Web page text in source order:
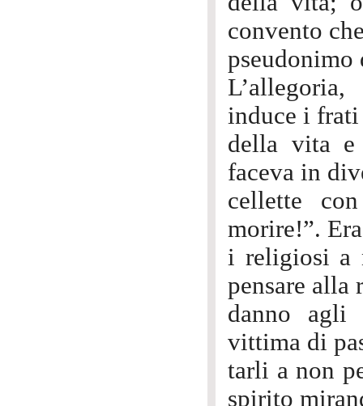
convento
pseudonimo
induce i
della vita e
faceva in
cellette
morire!”.
i religiosi a
pensare alla
danno agli
vittima di
tarli a non
spirito